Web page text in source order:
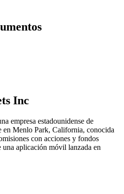
Inc
empresa estadounidense de
en Menlo Park, California, conocida
con acciones y fondos
una aplicación móvil lanzada en